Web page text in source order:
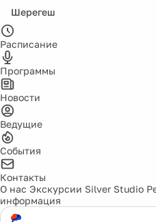
Шерегеш
Расписание
Программы
Новости
Ведущие
События
Контакты
О нас Экскурсии Silver Studio
информация